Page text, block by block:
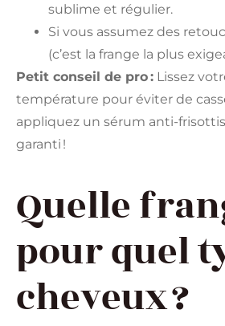
sublime et régulier.
Si vous assumez des
(c’est la frange la plus
Petit conseil de pro : Lissez
température pour éviter de
appliquez un sérum anti-
garanti !
Quelle
pour quel
cheveux ?